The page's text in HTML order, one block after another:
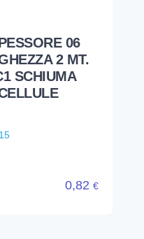
06
2 MT.
SCHIUMA
0,82 €